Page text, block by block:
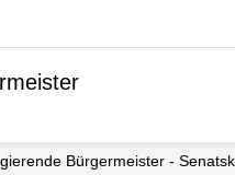
Bürgermeister -